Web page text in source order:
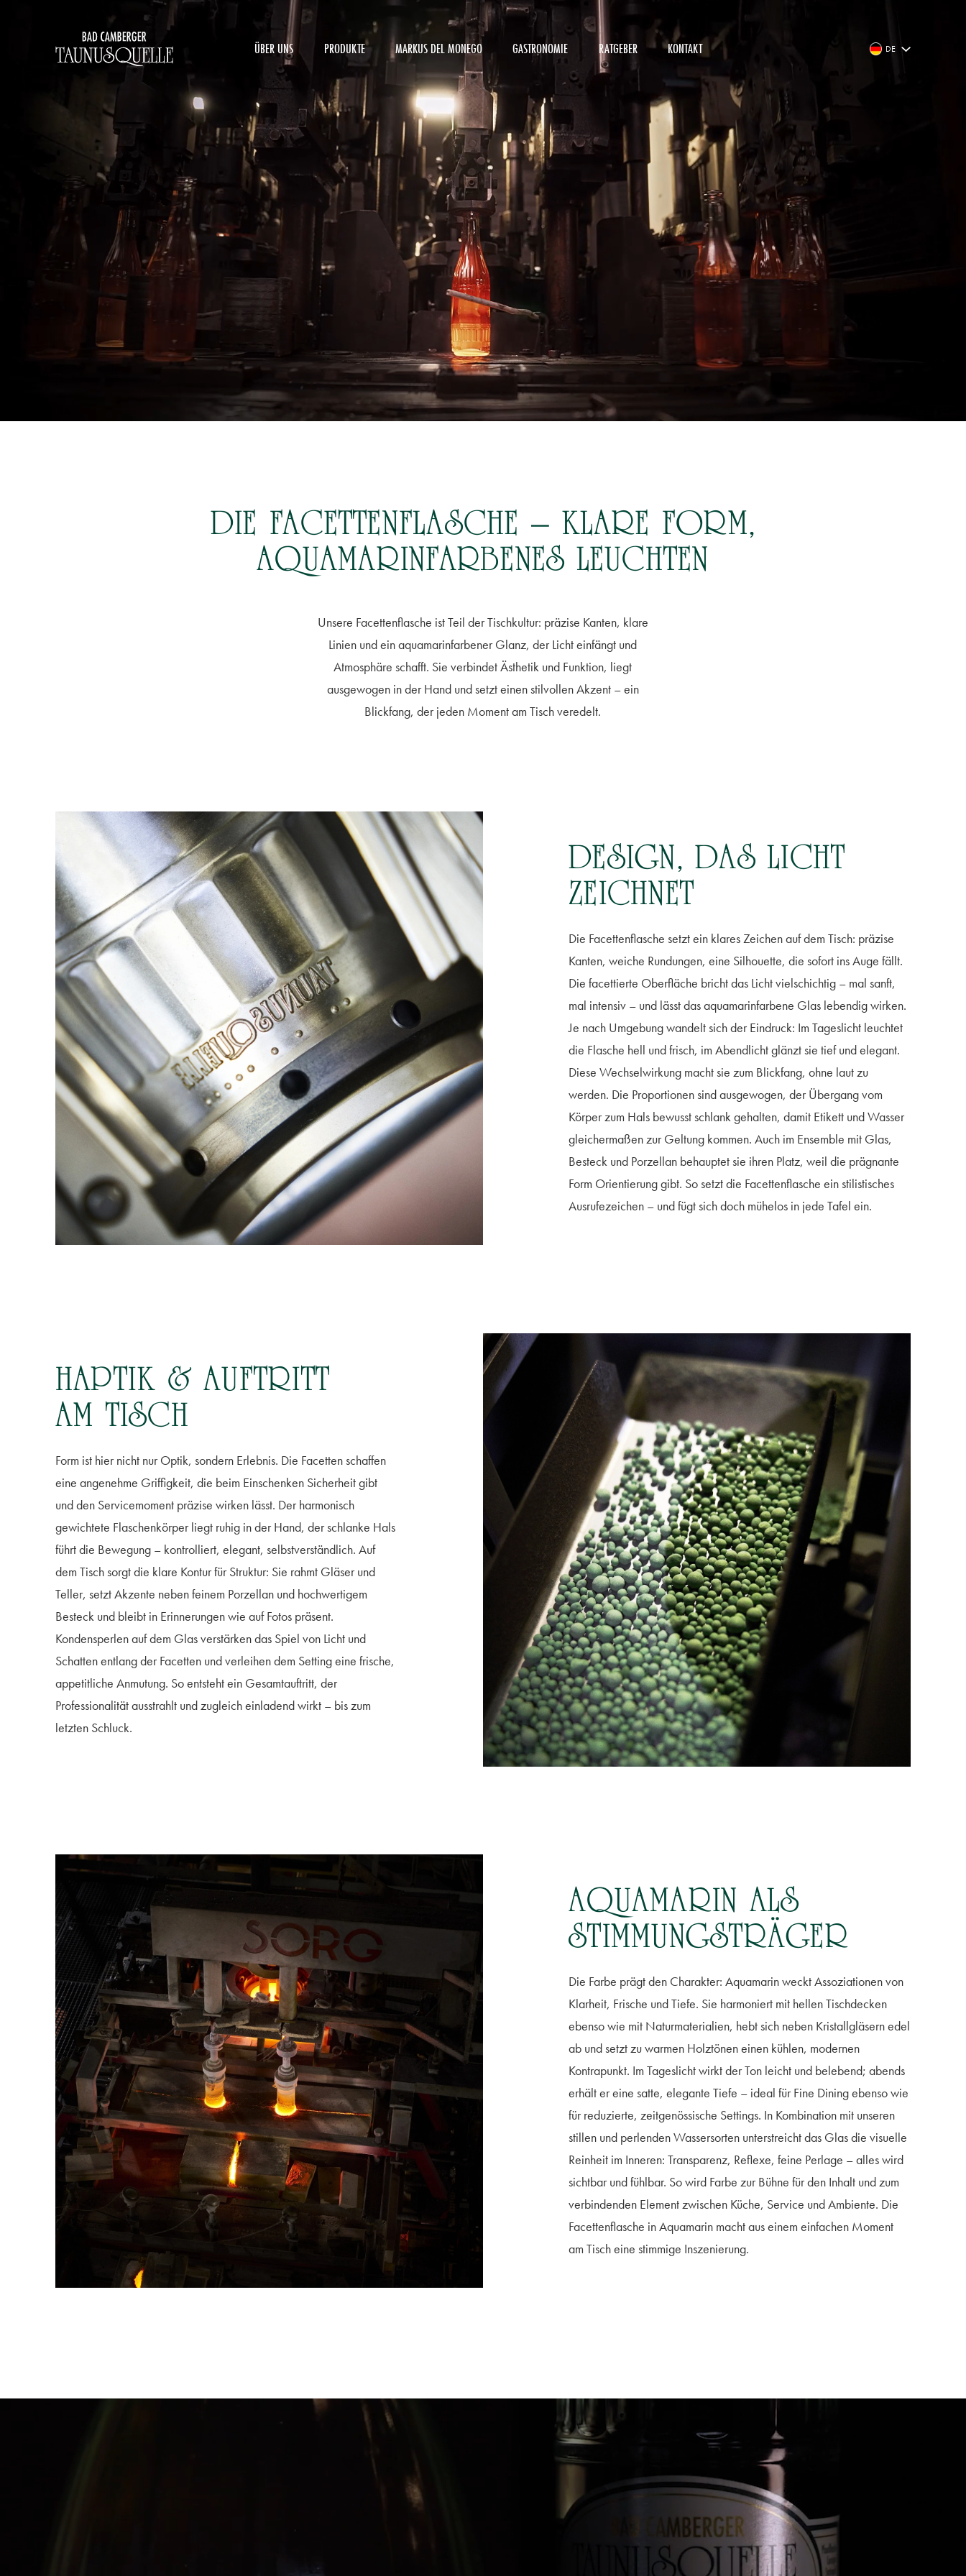
ÜBER UNS PRODUKTE MARKUS DEL MONEGO GASTRONOMIE RATGEBER KONTAKT
DE
DIE FACETTENFLASCHE – KLARE FORM,
AQUAMARIN­FARBENES LEUCHTEN
Unsere Facettenflasche ist Teil der Tischkultur: präzise Kanten, klare
Linien und ein aquamarinfarbener Glanz, der Licht einfängt und
Atmosphäre schafft. Sie verbindet Ästhetik und Funktion, liegt
ausgewogen in der Hand und setzt einen stilvollen Akzent – ein
Blickfang, der jeden Moment am Tisch veredelt.
DESIGN, DAS LICHT
ZEICHNET
Die Facettenflasche setzt ein klares Zeichen auf dem Tisch: präzise
Kanten, weiche Rundungen, eine Silhouette, die sofort ins Auge fällt.
Die facettierte Oberfläche bricht das Licht vielschichtig – mal sanft,
mal intensiv – und lässt das aquamarinfarbene Glas lebendig wirken.
Je nach Umgebung wandelt sich der Eindruck: Im Tageslicht leuchtet
die Flasche hell und frisch, im Abendlicht glänzt sie tief und elegant.
Diese Wechselwirkung macht sie zum Blickfang, ohne laut zu
werden. Die Proportionen sind ausgewogen, der Übergang vom
Körper zum Hals bewusst schlank gehalten, damit Etikett und Wasser
gleichermaßen zur Geltung kommen. Auch im Ensemble mit Glas,
Besteck und Porzellan behauptet sie ihren Platz, weil die prägnante
Form Orientierung gibt. So setzt die Facettenflasche ein stilistisches
Ausrufezeichen – und fügt sich doch mühelos in jede Tafel ein.
HAPTIK & AUFTRITT
AM TISCH
Form ist hier nicht nur Optik, sondern Erlebnis. Die Facetten schaffen
eine angenehme Griffigkeit, die beim Einschenken Sicherheit gibt
und den Servicemoment präzise wirken lässt. Der harmonisch
gewichtete Flaschenkörper liegt ruhig in der Hand, der schlanke Hals
führt die Bewegung – kontrolliert, elegant, selbstverständlich. Auf
dem Tisch sorgt die klare Kontur für Struktur: Sie rahmt Gläser und
Teller, setzt Akzente neben feinem Porzellan und hochwertigem
Besteck und bleibt in Erinnerungen wie auf Fotos präsent.
Kondensperlen auf dem Glas verstärken das Spiel von Licht und
Schatten entlang der Facetten und verleihen dem Setting eine frische,
appetitliche Anmutung. So entsteht ein Gesamtauftritt, der
Professionalität ausstrahlt und zugleich einladend wirkt – bis zum
letzten Schluck.
AQUAMARIN ALS
STIMMUNGSTRÄGER
Die Farbe prägt den Charakter: Aquamarin weckt Assoziationen von
Klarheit, Frische und Tiefe. Sie harmoniert mit hellen Tischdecken
ebenso wie mit Naturmaterialien, hebt sich neben Kristallgläsern edel
ab und setzt zu warmen Holztönen einen kühlen, modernen
Kontrapunkt. Im Tageslicht wirkt der Ton leicht und belebend; abends
erhält er eine satte, elegante Tiefe – ideal für Fine Dining ebenso wie
für reduzierte, zeitgenössische Settings. In Kombination mit unseren
stillen und perlenden Wassersorten unterstreicht das Glas die visuelle
Reinheit im Inneren: Transparenz, Reflexe, feine Perlage – alles wird
sichtbar und fühlbar. So wird Farbe zur Bühne für den Inhalt und zum
verbindenden Element zwischen Küche, Service und Ambiente. Die
Facettenflasche in Aquamarin macht aus einem einfachen Moment
am Tisch eine stimmige Inszenierung.